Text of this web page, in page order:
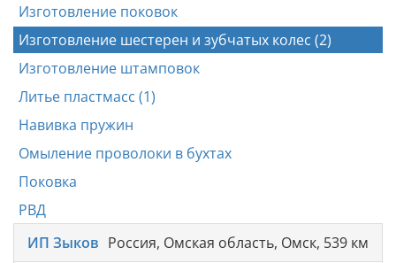
Изготовление поковок
Изготовление шестерен и зубчатых колес (2)
Изготовление штамповок
Литье пластмасс (1)
Навивка пружин
Омыление проволоки в бухтах
Поковка
РВД
ИП Зыков Россия, Омская область, Омск, 539 км